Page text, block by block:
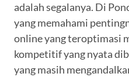
adalah segalanya. Di
yang memahami
online yang teroptimasi
kompetitif yang nyata
yang masih